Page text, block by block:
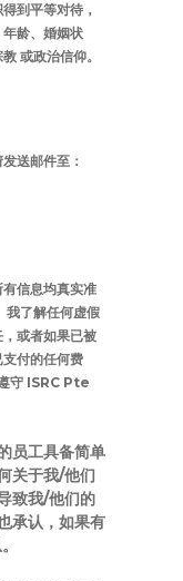
到平等对待，
龄、婚姻状
或政治信仰。
送邮件至：
信息均真实准
我了解任何虚假
或者如果已被
付的任何费
守 ISRC Pte
员工具备简单
关于我/他们
致我/他们的
承认，如果有